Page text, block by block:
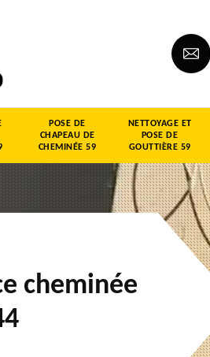
POSE DE
CHAPEAU DE
CHEMINÉE 59
NETTOYAGE ET
POSE DE
GOUTTIÈRE 59
cheminée